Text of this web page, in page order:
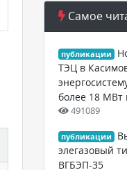
Самое
публикации
ТЭЦ в
более 18 МВт
491089
публикации
элегазовый
ВГБЭП-35